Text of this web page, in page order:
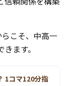
こそ、中高一
ます。
1コマ120分指